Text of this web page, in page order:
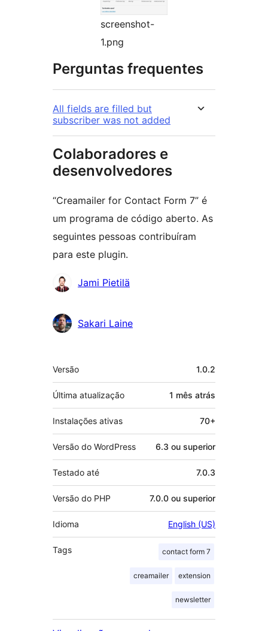
screenshot-
1.png
Perguntas frequentes
All fields are filled but
subscriber was not added
Colaboradores e
desenvolvedores
“Creamailer for Contact Form 7” é
um programa de código aberto. As
seguintes pessoas contribuíram
para este plugin.
Colaboradores
Jami Pietilä
Sakari Laine
Meta
Versão 1.0.2
Última atualização 1 mês atrás
Instalações ativas 70+
Versão do WordPress 6.3 ou superior
Testado até 7.0.3
Versão do PHP 7.0.0 ou superior
Idioma English (US)
Tags contact form 7
creamailer extension
newsletter